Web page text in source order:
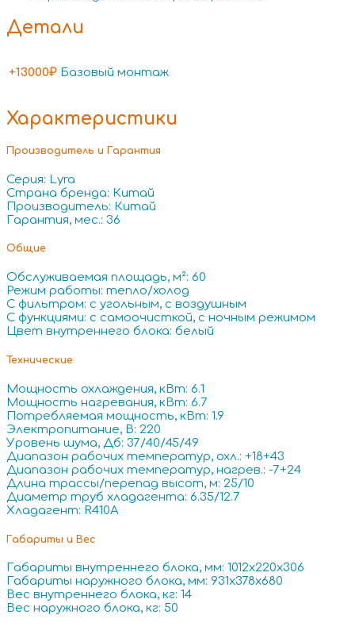
Детали
+13000₽ Базовый монтаж
Характеристики
Производитель и Гарантия
Серия: Lyra
Страна бренда: Китай
Производитель: Китай
Гарантия, мес.: 36
Общие
Обслуживаемая площадь, м²: 60
Режим работы: тепло/холод
С фильтром: с угольным, с воздушным
С функциями: с самоочисткой, с ночным режимом
Цвет внутреннего блока: белый
Технические
Мощность охлаждения, кВт: 6.1
Мощность нагревания, кВт: 6.7
Потребляемая мощность, кВт: 1.9
Электропитание, В: 220
Уровень шума, Дб: 37/40/45/49
Диапазон рабочих температур, охл.: +18+43
Диапазон рабочих температур, нагрев.: -7+24
Длина трассы/перепад высот, м: 25/10
Диаметр труб хладагента: 6.35/12.7
Хладагент: R410A
Габариты и Вес
Габариты внутреннего блока, мм: 1012x220x306
Габариты наружного блока, мм: 931x378x680
Вес внутреннего блока, кг: 14
Вес наружного блока, кг: 50